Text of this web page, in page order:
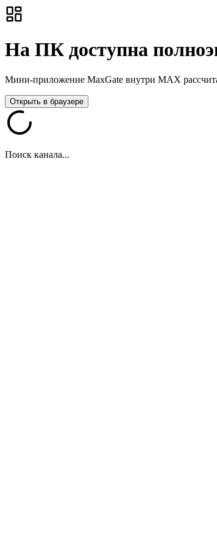
На ПК доступна
Мини-приложение MaxGate внутри MAX
Открыть в браузере
Поиск канала...